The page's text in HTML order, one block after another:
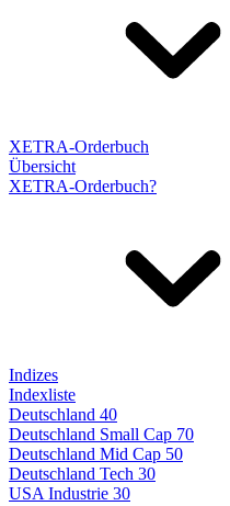
XETRA-Orderbuch
Übersicht
XETRA-Orderbuch?
Indizes
Indexliste
Deutschland 40
Deutschland Small Cap 70
Deutschland Mid Cap 50
Deutschland Tech 30
USA Industrie 30